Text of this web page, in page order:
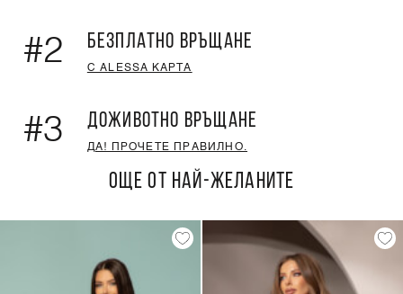
#2 БЕЗПЛАТНО ВРЪЩАНЕ
С ALESSA КАРТА
#3 ДОЖИВОТНО ВРЪЩАНЕ
ДА! ПРОЧЕТЕ ПРАВИЛНО.
ОЩЕ ОТ НАЙ-ЖЕЛАНИТЕ